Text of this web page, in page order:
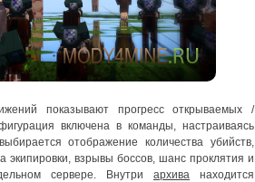
показывают прогресс открываемых /
включена в команды, настраиваясь
отображение количества убийств,
экипировки, взрывы боссов, шанс проклятия и
сервере. Внутри архива находится